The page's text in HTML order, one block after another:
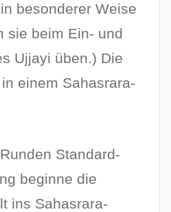
besonderer Weise
sie beim Ein- und
Ujjayi üben.) Die
einem Sahasrara-
Standard-
beginne die
ins Sahasrara-